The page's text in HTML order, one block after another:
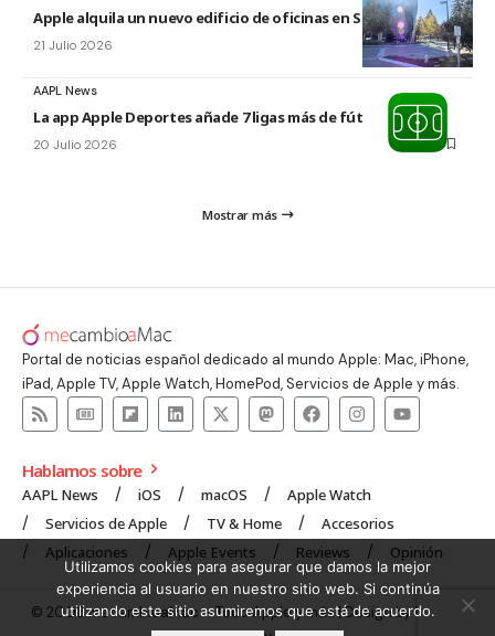
Apple alquila un nuevo edificio de oficinas en Sunnyvale
21 Julio 2026
AAPL News
La app Apple Deportes añade 7 ligas más de fútbol
20 Julio 2026
Mostrar más
Portal de noticias español dedicado al mundo Apple: Mac, iPhone,
iPad, Apple TV, Apple Watch, HomePod, Servicios de Apple y más.
Hablamos sobre
AAPL News iOS macOS
Apple Watch
Servicios de Apple
TV & Home
Accesorios
Aplicaciones
Apple Events Reviews Opinión
© 2008 mecambioaMac – Todo Apple y más | Design byUNXON
Utilizamos cookies para asegurar que damos la mejor
experiencia al usuario en nuestro sitio web. Si continúa
utilizando este sitio asumiremos que está de acuerdo.